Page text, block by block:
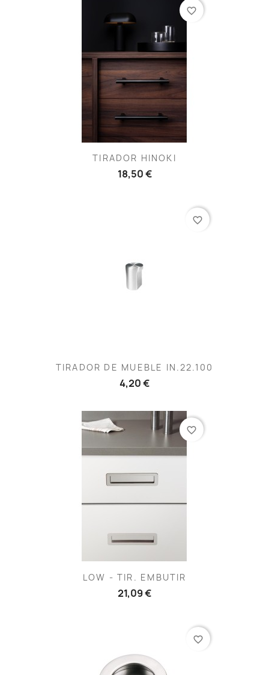
TIRADOR HINOKI
18,50 €
favorite_border
TIRADOR DE MUEBLE IN.22.100
4,20 €
favorite_border
LOW - TIR. EMBUTIR
21,09 €
favorite_border
favorite_border